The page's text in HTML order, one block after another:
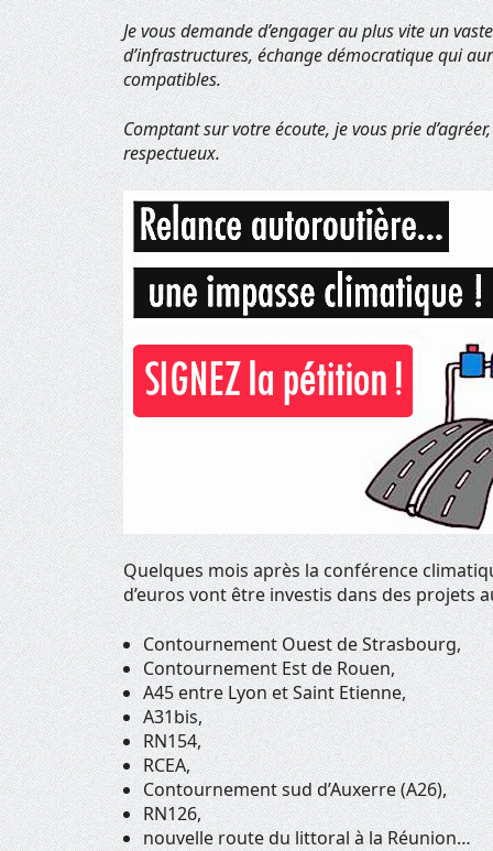
Je vous demande d’engager au plus vite un
d’infrastructures, échange démocratique qui
compatibles.
Comptant sur votre écoute, je vous prie
respectueux.
Quelques mois après la conférence
d’euros vont être investis dans des projets
Contournement Ouest de Strasbourg,
Contournement Est de Rouen,
A45 entre Lyon et Saint Etienne,
A31bis,
RN154,
RCEA,
Contournement sud d’Auxerre (A26),
RN126,
nouvelle route du littoral à la Réunion…